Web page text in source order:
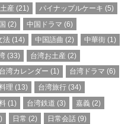
産(21) パイナップルケーキ (5)
(2) 中国ドラマ (6)
法 (14) 中国語曲 (2) 中華街 (1)
(33) 台湾お土産 (2)
台湾カレンダー (1) 台湾ドラマ (6)
理 (13) 台湾旅行 (34)
(1) 台湾鉄道 (3) 嘉義 (2)
日常 (2) 日常会話 (9)